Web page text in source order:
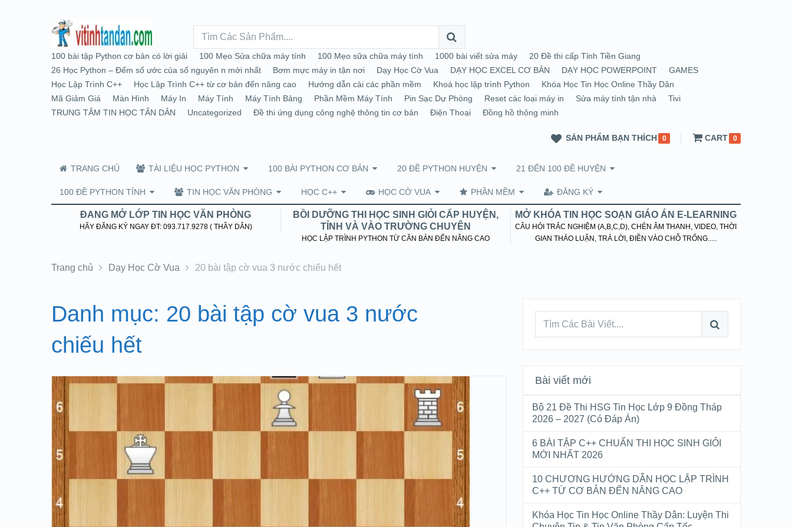
100 bài tập Python cơ bản có lời giải 100 Mẹo Sửa chữa máy tính 100 Mẹo sữa chữa máy tính 1000 bài viết sửa máy
20 Đề thi cấp Tỉnh Tiền Giang
26 Học Python – Đếm số ước của số nguyên n mới nhất
Bơm mực máy in tận nơi Dạy Học Cờ Vua DẠY HỌC EXCEL CƠ BẢN DẠY HỌC POWERPOINT
GAMES
Học Lập Trình C++
Học Lập Trình C++ từ cơ bản đến nâng cao Hướng dẫn cài các phần mềm Khoá học lập trình Python
Khóa Học Tin Học Online Thầy Dân
Mã Giảm Giá
Màn Hình Máy In Máy Tính Máy Tính Bảng Phần Mềm Máy Tính Pin Sạc Dự Phòng Reset các loại máy in Sửa máy tính tận nhà
Tivi
TRUNG TÂM TIN HỌC TẤN DÂN
Uncategorized Đề thi ứng dụng công nghệ thông tin cơ bản Điện Thoại Đồng hồ thông minh
SẢN PHẨM BẠN THÍCH 0 CART 0
TRANG CHỦ TÀI LIỆU HỌC PYTHON 100 BÀI PYTHON CƠ BẢN 20 ĐỀ PYTHON HUYỆN 21 ĐẾN 100 ĐỀ HUYỆN
100 ĐỀ PYTHON TỈNH TIN HỌC VĂN PHÒNG HỌC C++ HỌC CỜ VUA PHẦN MỀM ĐĂNG KÝ
ĐANG MỞ LỚP TIN HỌC VĂN PHÒNG
HÃY ĐĂNG KÝ NGAY ĐT: 093.717.9278 ( THẦY DÂN)
BỒI DƯỠNG THI HỌC SINH GIỎI CẤP HUYỆN,
TỈNH VÀ VÀO TRƯỜNG CHUYÊN
HỌC LẬP TRÌNH PYTHON TỪ CĂN BẢN ĐẾN NÂNG CAO
MỞ KHÓA TIN HỌC SOẠN GIÁO ÁN E-LEARNING
CÂU HỎI TRẮC NGHIỆM (A,B,C,D), CHÈN ÂM THANH, VIDEO, THỜI
GIAN THẢO LUẬN, TRẢ LỜI, ĐIỀN VÀO CHỖ TRỐNG.....
Trang chủ Dạy Học Cờ Vua 20 bài tập cờ vua 3 nước chiếu hết
Danh mục: 20 bài tập cờ vua 3 nước
chiếu hết
Bài viết mới
Bộ 21 Đề Thi HSG Tin Học Lớp 9 Đồng Tháp
2026 – 2027 (Có Đáp Án)
6 BÀI TẬP C++ CHUẨN THI HỌC SINH GIỎI
MỚI NHẤT 2026
10 CHƯƠNG HƯỚNG DẪN HỌC LẬP TRÌNH
C++ TỪ CƠ BẢN ĐẾN NÂNG CAO
Khóa Học Tin Học Online Thầy Dân: Luyện Thi